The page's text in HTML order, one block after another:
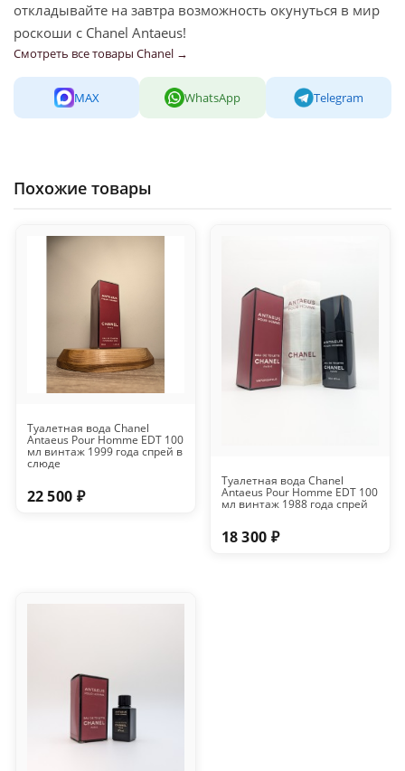
откладывайте на завтра возможность окунуться в мир
роскоши с Chanel Antaeus!
Смотреть все товары Chanel →
MAX WhatsApp Telegram
Похожие товары
Туалетная вода Chanel
Antaeus Pour Homme EDT 100
мл винтаж 1999 года спрей в
слюде
22 500 ₽
Туалетная вода Chanel
Antaeus Pour Homme EDT 100
мл винтаж 1988 года спрей
18 300 ₽